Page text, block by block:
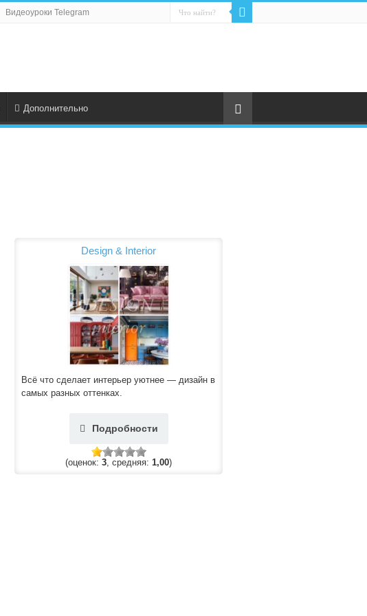
Видеоуроки Telegram
Дополнительно
Design & Interior
Всё что сделает интерьер уютнее — дизайн в
самых разных оттенках.
Подробности
(оценок: 3, средняя: 1,00)